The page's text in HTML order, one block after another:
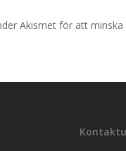
Akismet för att minska